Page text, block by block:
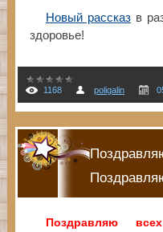
Новый рассказв
здоровье!
1168 poligalin
Поздравляю